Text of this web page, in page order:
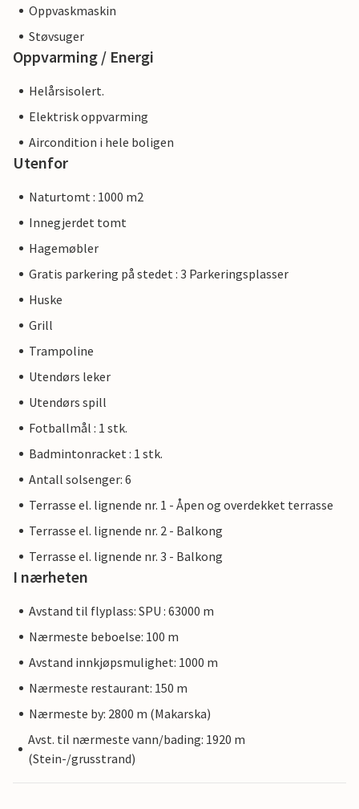
Oppvaskmaskin
Støvsuger
Oppvarming / Energi
Helårsisolert.
Elektrisk oppvarming
Aircondition i hele boligen
Utenfor
Naturtomt : 1000 m2
Innegjerdet tomt
Hagemøbler
Gratis parkering på stedet : 3 Parkeringsplasser
Huske
Grill
Trampoline
Utendørs leker
Utendørs spill
Fotballmål : 1 stk.
Badmintonracket : 1 stk.
Antall solsenger: 6
Terrasse el. lignende nr. 1 - Åpen og overdekket terrasse
Terrasse el. lignende nr. 2 - Balkong
Terrasse el. lignende nr. 3 - Balkong
I nærheten
Avstand til flyplass: SPU : 63000 m
Nærmeste beboelse: 100 m
Avstand innkjøpsmulighet: 1000 m
Nærmeste restaurant: 150 m
Nærmeste by: 2800 m (Makarska)
Avst. til nærmeste vann/bading: 1920 m
(Stein-/grusstrand)